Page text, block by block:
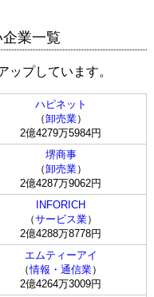
業一覧
ップしています。
ハピネット
（卸売業）
2億4279万5984円
堺商事
（卸売業）
2億4287万9062円
INFORICH
（サービス業）
2億4288万8778円
エムティーアイ
（情報・通信業）
2億4264万3009円